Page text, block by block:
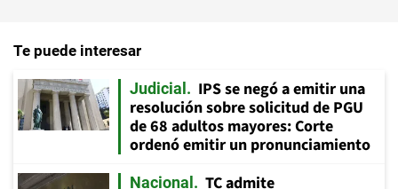
Te puede interesar
Judicial
IPS se negó a emitir una
resolución sobre solicitud de PGU
de 68 adultos mayores: Corte
ordenó emitir un pronunciamiento
Nacional
TC admite